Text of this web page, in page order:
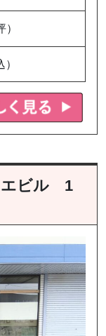
エビル 1